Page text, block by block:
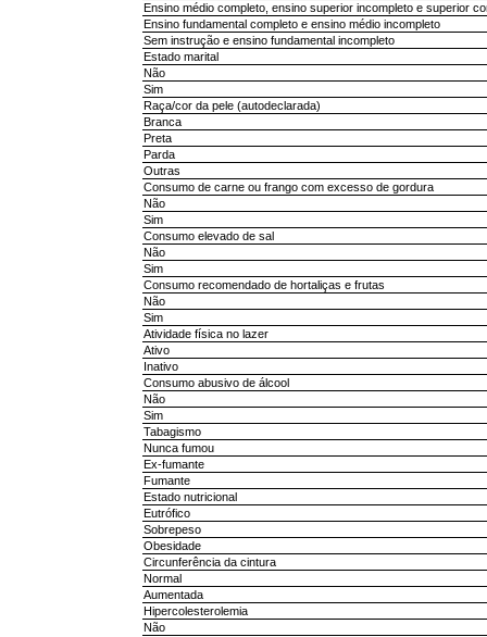
Ensino médio completo, ensino superior incompleto e superior
Ensino fundamental completo e ensino médio incompleto
Sem instrução e ensino fundamental incompleto
Estado marital
Não
Sim
Raça/cor da pele (autodeclarada)
Branca
Preta
Parda
Outras
Consumo de carne ou frango com excesso de gordura
Não
Sim
Consumo elevado de sal
Não
Sim
Consumo recomendado de hortaliças e frutas
Não
Sim
Atividade física no lazer
Ativo
Inativo
Consumo abusivo de álcool
Não
Sim
Tabagismo
Nunca fumou
Ex-fumante
Fumante
Estado nutricional
Eutrófico
Sobrepeso
Obesidade
Circunferência da cintura
Normal
Aumentada
Hipercolesterolemia
Não